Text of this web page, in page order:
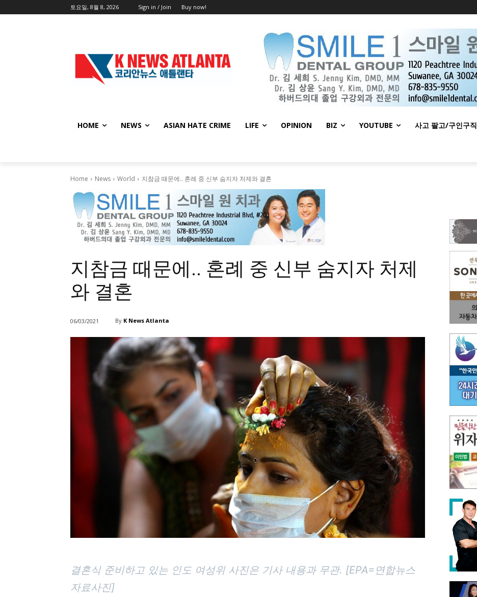
토요일, 8월 8, 2026 Sign in / Join Buy now!
HOME NEWS ASIAN HATE CRIME LIFE OPINION BIZ YOUTUBE 사고 팔고/구인구직
Home News World 지참금 때문에.. 혼례 중 신부 숨지자 처제와 결혼
지참금 때문에.. 혼례 중 신부 숨지자 처제
와 결혼
06/03/2021 By K News Atlanta
결혼식 준비하고 있는 인도 여성위 사진은 기사 내용과 무관. [EPA=연합뉴스
자료사진]